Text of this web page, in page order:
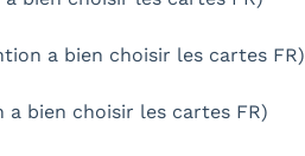
a bien choisir les cartes FR)
a bien choisir les cartes FR)